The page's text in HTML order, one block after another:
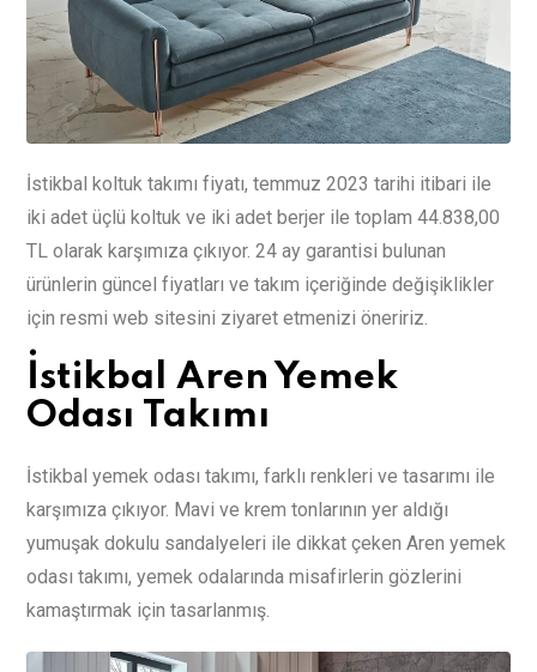
İstikbal koltuk takımı fiyatı, temmuz 2023 tarihi itibari ile
iki adet üçlü koltuk ve iki adet berjer ile toplam 44.838,00
TL olarak karşımıza çıkıyor. 24 ay garantisi bulunan
ürünlerin güncel fiyatları ve takım içeriğinde değişiklikler
için resmi web sitesini ziyaret etmenizi öneririz.
İstikbal Aren Yemek
Odası Takımı
İstikbal yemek odası takımı, farklı renkleri ve tasarımı ile
karşımıza çıkıyor. Mavi ve krem tonlarının yer aldığı
yumuşak dokulu sandalyeleri ile dikkat çeken Aren yemek
odası takımı, yemek odalarında misafirlerin gözlerini
kamaştırmak için tasarlanmış.